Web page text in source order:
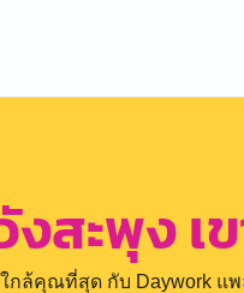
งสะพุง เ
ล้คุณที่สุด กับ Daywork แ